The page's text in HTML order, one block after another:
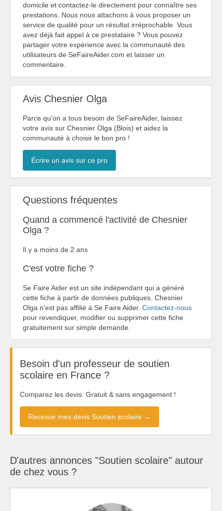
domicile et contactez-le directement pour connaître ses
prestations. Nous nous attachons à vous proposer un
service de qualité pour un résultat irréprochable. Vous
avez déjà fait appel à ce prestataire ? Vous pouvez
partager votre expérience avec la communauté des
utilisateurs de SeFaireAider.com et laisser un
commentaire.
Avis Chesnier Olga
Parce qu'on a tous besoin de SeFaireAider, laissez
votre avis sur Chesnier Olga (Blois) et aidez la
communauté à choisir le bon pro !
Écrire un avis sur ce pro
Questions fréquentes
Quand a commencé l'activité de Chesnier
Olga ?
Il y a moins de 2 ans
C'est votre fiche ?
Se Faire Aider est un site indépendant qui a généré
cette fiche à partir de données publiques. Chesnier
Olga n'est pas affilié à Se Faire Aider. Contactez-nous
pour revendiquer, modifier ou supprimer cette fiche
gratuitement sur simple demande.
Besoin d'un professeur de soutien
scolaire en France ?
Comparez les devis. Gratuit & sans engagement !
Recevoir mes devis Soutien scolaire →
D'autres annonces "Soutien scolaire" autour
de chez vous ?